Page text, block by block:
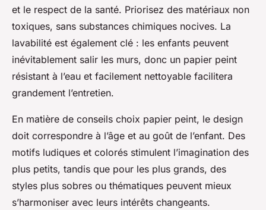
et le respect de la santé. Priorisez des matériaux non
toxiques, sans substances chimiques nocives. La
lavabilité est également clé : les enfants peuvent
inévitablement salir les murs, donc un papier peint
résistant à l’eau et facilement nettoyable facilitera
grandement l’entretien.
En matière de conseils choix papier peint, le design
doit correspondre à l’âge et au goût de l’enfant. Des
motifs ludiques et colorés stimulent l’imagination des
plus petits, tandis que pour les plus grands, des
styles plus sobres ou thématiques peuvent mieux
s’harmoniser avec leurs intérêts changeants.